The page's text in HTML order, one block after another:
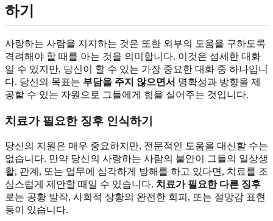
하기
사랑하는 사람을 지지하는 것은 또한 외부의 도움을 구하도록
격려해야 할 때를 아는 것을 의미합니다. 이것은 섬세한 대화
일 수 있지만, 당신이 할 수 있는 가장 중요한 대화 중 하나입니
다. 당신의 목표는 부담을 주지 않으면서 명확성과 방향을 제
공할 수 있는 자원으로 그들에게 힘을 실어주는 것입니다.
치료가 필요한 징후 인식하기
당신의 지원은 매우 중요하지만, 전문적인 도움을 대신할 수는
없습니다. 만약 당신의 사랑하는 사람의 불안이 그들의 일상생
활, 관계, 또는 업무에 심각하게 방해를 하고 있다면, 치료를 조
심스럽게 제안할 때일 수 있습니다. 치료가 필요한 다른 징후
로는 공황 발작, 사회적 상황의 완전한 회피, 또는 절망감 표현
등이 있습니다.